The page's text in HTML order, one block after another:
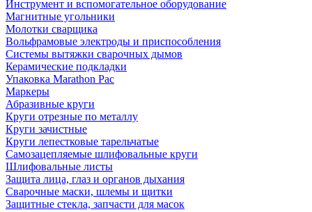
Инструмент и вспомогательное оборудование
Магнитные угольники
Молотки сварщика
Вольфрамовые электроды и приспособления
Системы вытяжки сварочных дымов
Керамические подкладки
Упаковка Marathon Pac
Маркеры
Абразивные круги
Круги отрезные по металлу
Круги зачистные
Круги лепестковые тарельчатые
Самозацепляемые шлифовальные круги
Шлифовальные листы
Защита лица, глаз и органов дыхания
Сварочные маски, шлемы и щитки
Защитные стекла, запчасти для масок